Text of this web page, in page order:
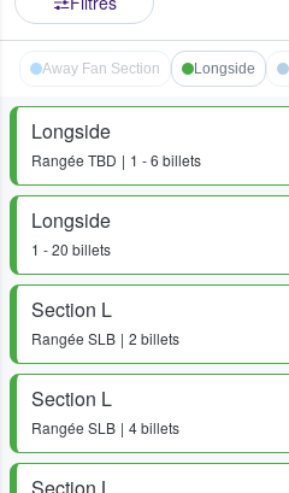
Away Fan Section Longside
Longside
Rangée TBD 1 - 6 billets
Longside
1 - 20 billets
Section L
Rangée SLB 2 billets
Section L
Rangée SLB 4 billets